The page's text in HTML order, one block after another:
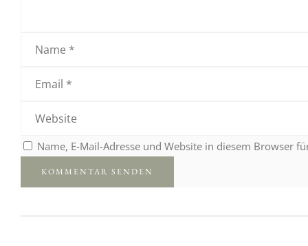
Name, E-Mail-Adresse und Website in diesem Browser